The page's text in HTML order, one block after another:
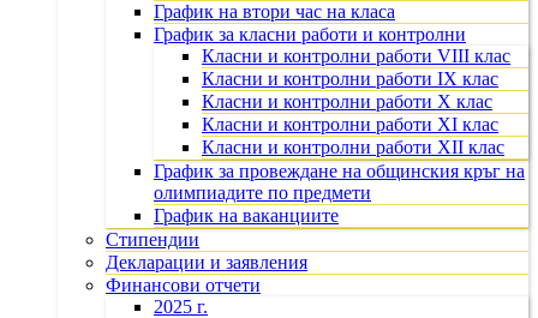
График на втори час на класа
График за класни работи и контролни
Класни и контролни работи VIII клас
Класни и контролни работи IX клас
Класни и контролни работи X клас
Класни и контролни работи XI клас
Класни и контролни работи XII клас
График за провеждане на общинския кръг на
олимпиадите по предмети
График на ваканциите
Стипендии
Декларации и заявления
Финансови отчети
2025 г.